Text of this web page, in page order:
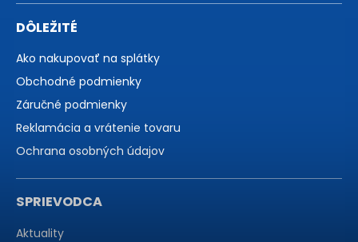
DÔLEŽITÉ
Ako nakupovať na splátky
Obchodné podmienky
Záručné podmienky
Reklamácia a vrátenie tovaru
Ochrana osobných údajov
SPRIEVODCA
Aktuality